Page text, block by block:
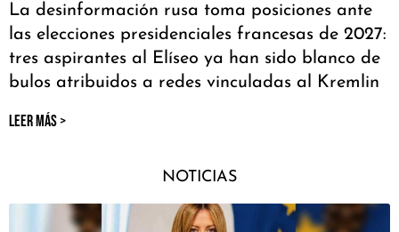
La desinformación rusa toma posiciones ante
las elecciones presidenciales francesas de 2027:
tres aspirantes al Elíseo ya han sido blanco de
bulos atribuidos a redes vinculadas al Kremlin
LEER MÁS >
NOTICIAS